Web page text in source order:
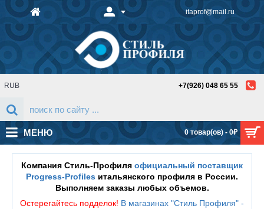
itaprof@mail.ru
0 товар(ов) - 0₽
RUB +7(926) 048 65 55
МЕНЮ
Компания Стиль-Профиля официальный поставщик
Progress-Profiles итальянского профиля в России.
Выполняем заказы любых объемов.
Остерегайтесь подделок! В магазинах "Стиль Профиля" -